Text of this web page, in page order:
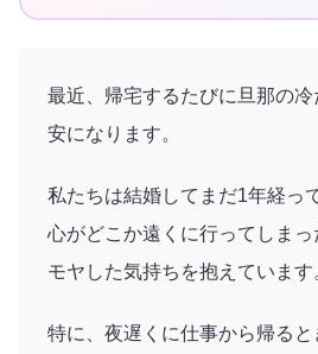
最近、帰宅するたびに旦那の
安になります。
私たちは結婚してまだ1年経っ
心がどこか遠くに行ってしま
モヤした気持ちを抱えています
特に、夜遅くに仕事から帰る